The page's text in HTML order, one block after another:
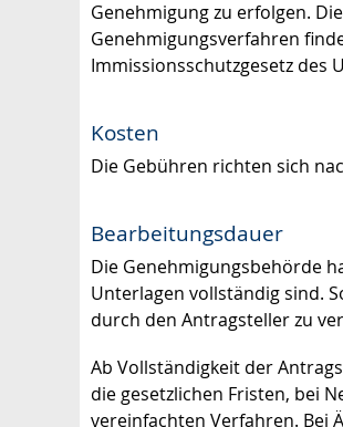
Genehmigung zu erfolgen.
Genehmigungsverfahren
Immissionsschutzgesetz des
Kosten
Die Gebühren richten sich
Bearbeitungsdauer
Die Genehmigungsbehörde
Unterlagen vollständig sind.
durch den Antragsteller zu
Ab Vollständigkeit der
die gesetzlichen Fristen, bei
vereinfachten Verfahren. Bei